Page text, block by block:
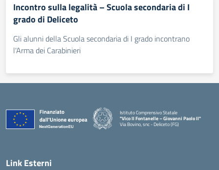
Incontro sulla legalità – Scuola secondaria di I
grado di Deliceto
Gli alunni della Scuola secondaria di I grado incontrano
l'Arma dei Carabinieri
Istituto Comprensivo Statale
"Vico II Fontanelle – Giovanni Paolo II"
Via Bovino, snc - Deliceto (FG)
Link Esterni